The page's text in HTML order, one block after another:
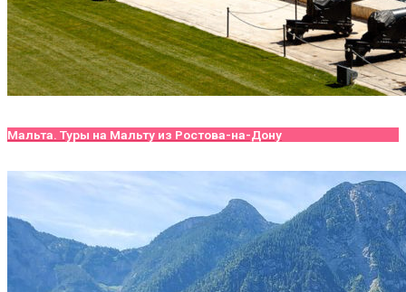
Мальта. Туры на Мальту из Ростова-на-Дону